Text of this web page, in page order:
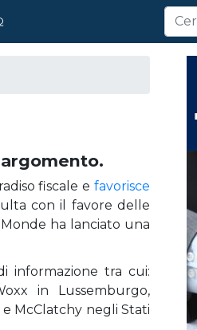
fiscale e favorisce
con il favore delle
ha lanciato una
informazione tra cui:
in Lussemburgo,
e McClatchy negli Stati